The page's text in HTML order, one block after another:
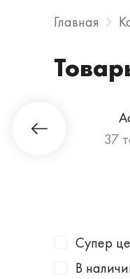
Главная
37
Супер
В